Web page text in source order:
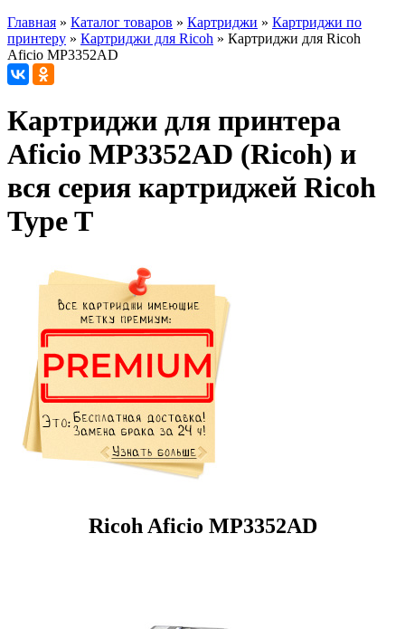
Главная » Каталог товаров » Картриджи » Картриджи по
принтеру » Картриджи для Ricoh » Картриджи для Ricoh
Aficio MP3352AD
Картриджи для принтера
Aficio MP3352AD (Ricoh) и
вся серия картриджей Ricoh
Type T
Ricoh Aficio MP3352AD